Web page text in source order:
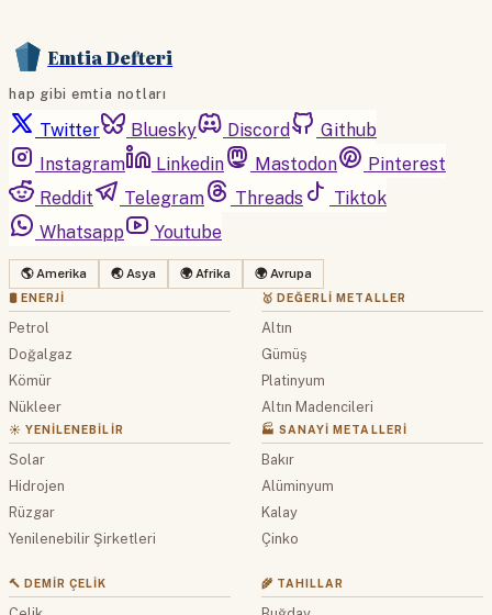
Emtia Defteri
hap gibi emtia notları
Twitter Bluesky Discord
Github
Instagram
Linkedin Mastodon
Pinterest
Reddit
Telegram Threads
Tiktok
Whatsapp
Youtube
🌎 Amerika 🌏 Asya 🌍 Afrika 🌍 Avrupa
🛢 ENERJI
Petrol
Doğalgaz
Kömür
Nükleer
☀️ YENILENEBILIR
Solar
Hidrojen
Rüzgar
Yenilenebilir Şirketleri
🥇 DEĞERLI METALLER
Altın
Gümüş
Platinyum
Altın Madencileri
🏭 SANAYI METALLERI
Bakır
Alüminyum
Kalay
Çinko
🔨 DEMIR ÇELIK 🌾 TAHILLAR